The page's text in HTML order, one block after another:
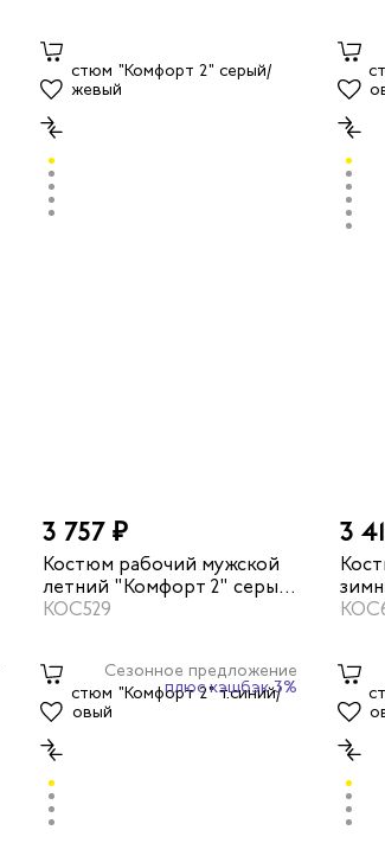
3 757 ₽
Костюм рабочий мужской
летний "Комфорт 2" серый/
оранжевый
КОС529
3
Сезонное предложение
плюс кэшбэк 3%